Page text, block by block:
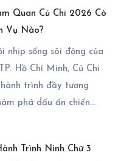
Trong
Chuyến
Du
Lịch
Ninh
Chữ
2
Quan Củ Chi 2026 Có
Vụ Nào?
nhịp sống sôi động của
Hồ Chí Minh, Củ Chi
trình đầy tương
phá dấu ấn chiến…
Trình Ninh Chữ 3